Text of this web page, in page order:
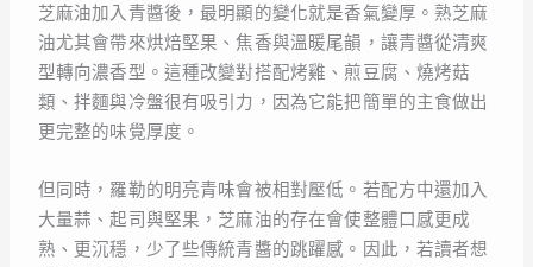
芝麻油加入青醬後，最明顯的變化就是香氣變厚。熟芝麻
油尤其會帶來烘焙堅果、焦香與溫暖尾韻，讓青醬從清爽
型轉向濃香型。這種改變對搭配烤雞、煎豆腐、燒烤菇
類、拌麵與冷盤很有吸引力，因為它能把簡單的主食做出
更完整的味覺厚度。
但同時，羅勒的明亮青味會被相對壓低。若配方中還加入
大量蒜、起司與堅果，芝麻油的存在會使整體口感更成
熟、更沉穩，少了些傳統青醬的跳躍感。因此，若讀者想